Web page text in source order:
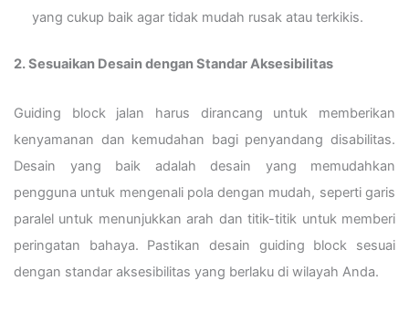
yang cukup baik agar tidak mudah rusak atau terkikis.
2. Sesuaikan Desain dengan Standar Aksesibilitas
Guiding block jalan harus dirancang untuk memberikan
kenyamanan dan kemudahan bagi penyandang disabilitas.
Desain yang baik adalah desain yang memudahkan
pengguna untuk mengenali pola dengan mudah, seperti garis
paralel untuk menunjukkan arah dan titik-titik untuk memberi
peringatan bahaya. Pastikan desain guiding block sesuai
dengan standar aksesibilitas yang berlaku di wilayah Anda.